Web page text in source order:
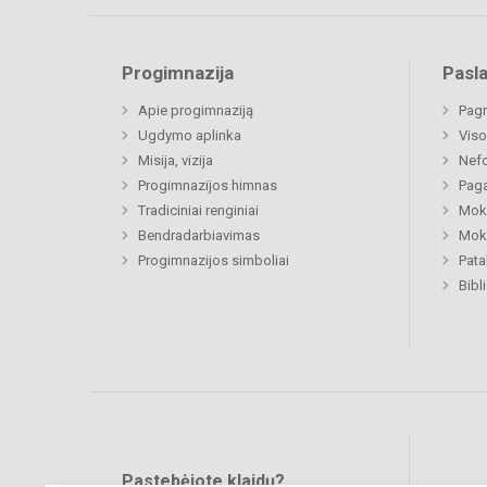
Progimnazija
Apie progimnaziją
Ugdymo aplinka
Misija, vizija
Progimnazijos himnas
Tradiciniai renginiai
Bendradarbiavimas
Progimnazijos simboliai
Pastebėjote klaidų?